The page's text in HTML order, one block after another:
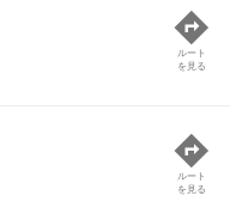
ルート
を見る
ルート
を見る